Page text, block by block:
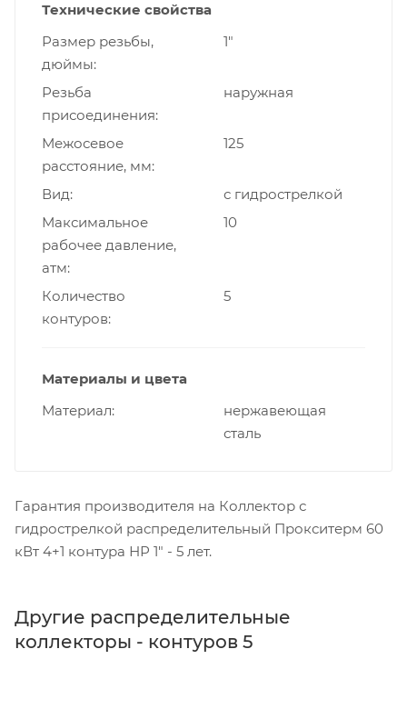
Технические свойства
Размер резьбы,
дюймы
1"
Резьба
присоединения
наружная
Межосевое
расстояние, мм
125
Вид
с гидрострелкой
Максимальное
рабочее давление,
атм
10
Количество
контуров
5
Материалы и цвета
Материал
нержавеющая
сталь
Гарантия производителя на Коллектор с
гидрострелкой распределительный Прокситерм 60
кВт 4+1 контура НР 1" - 5 лет.
Другие распределительные
коллекторы - контуров 5